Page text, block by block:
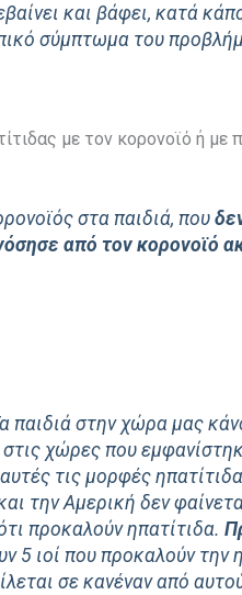
και βάφει, κατά
σύμπτωμα του
με τον κορονοϊό ή με
στα παιδιά, που
από τον κορονοϊό
παιδιά στην χώρα μας
στις χώρες που
τις μορφές
την Αμερική δεν
προκαλούν ηπατίτιδα.
5 ιοί που προκαλούν την
σε κανέναν από